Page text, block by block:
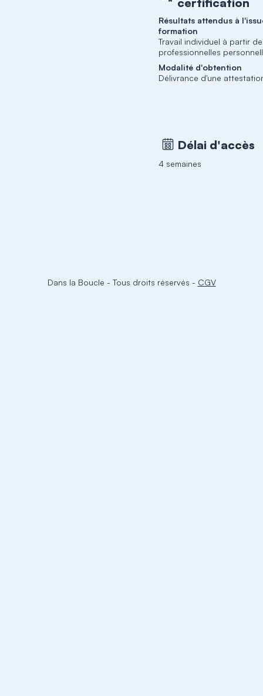
Résultats attendus à
formation
Travail individuel à partir
professionnelles
Modalité d'obtention
Délivrance d'une
Délai d'accès
4 semaines
Dans la Boucle - Tous droits réservés - CGV